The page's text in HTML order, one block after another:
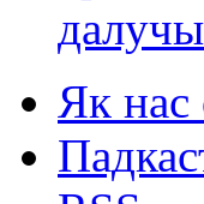
Як нас